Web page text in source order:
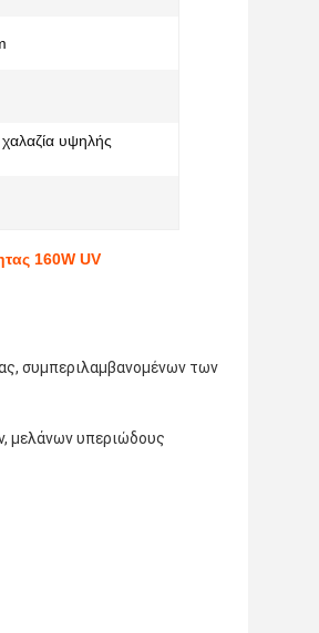
υψηλής
160W UV
συμπεριλαμβανομένων των
μελάνων υπεριώδους